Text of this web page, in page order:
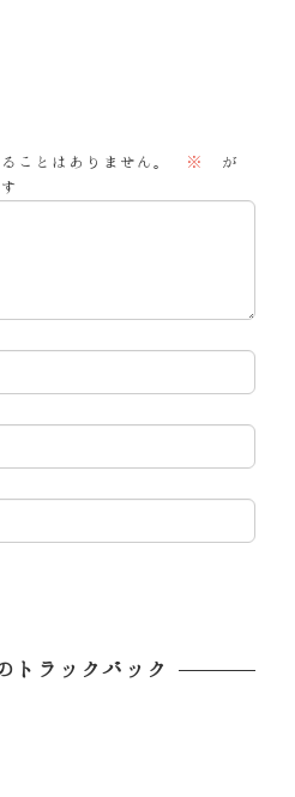
ことはありません。 ※
が
トラックバック